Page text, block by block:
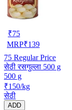
₹75
MRP₹139
75 Regular Price
सेठी रसगुल्ला 500 g
500 g
₹150/kg
सेठी
ADD